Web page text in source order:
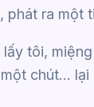
ra một
tôi,
chút…